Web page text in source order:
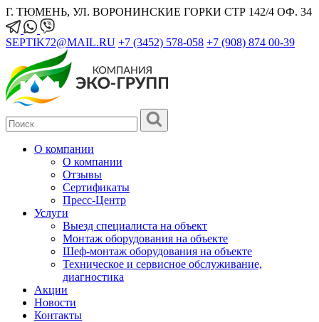
Г. ТЮМЕНЬ, УЛ. ВОРОНИНСКИЕ ГОРКИ СТР 142/4 ОФ. 34
SEPTIK72@MAIL.RU +7 (3452) 578-058 +7 (908) 874 00-39
О компании
О компании
Отзывы
Сертификаты
Пресс-Центр
Услуги
Выезд специалиста на объект
Монтаж оборудования на объекте
Шеф-монтаж оборудования на объекте
Техническое и сервисное обслуживание,
диагностика
Акции
Новости
Контакты